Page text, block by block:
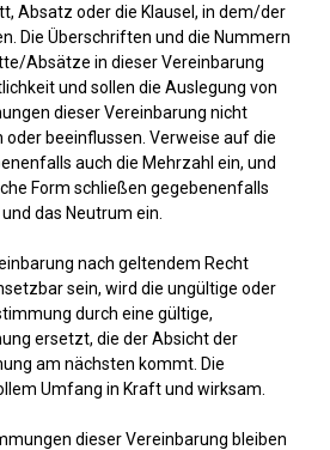
Absatz oder die Klausel, in dem/der
Die Überschriften und die Nummern
Absätze in dieser Vereinbarung
und sollen die Auslegung von
dieser Vereinbarung nicht
beeinflussen. Verweise auf die
auch die Mehrzahl ein, und
Form schließen gegebenenfalls
das Neutrum ein.
nach geltendem Recht
sein, wird die ungültige oder
durch eine gültige,
ersetzt, die der Absicht der
am nächsten kommt. Die
Umfang in Kraft und wirksam.
dieser Vereinbarung bleiben